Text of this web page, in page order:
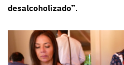
desalcoholizado”.